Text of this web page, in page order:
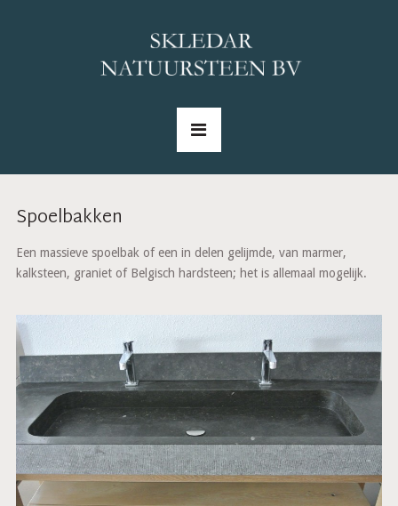
Spoelbakken
Een massieve spoelbak of een in delen gelijmde, van marmer,
kalksteen, graniet of Belgisch hardsteen; het is allemaal mogelijk.